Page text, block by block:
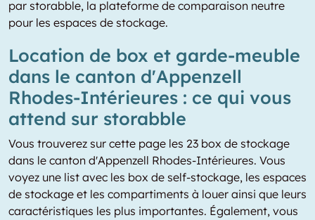
par storabble, la plateforme de comparaison neutre
pour les espaces de stockage.
Location de box et garde-meuble
dans le canton d'Appenzell
Rhodes-Intérieures : ce qui vous
attend sur storabble
Vous trouverez sur cette page les 23 box de stockage
dans le canton d'Appenzell Rhodes-Intérieures. Vous
voyez une list avec les box de self-stockage, les espaces
de stockage et les compartiments à louer ainsi que leurs
caractéristiques les plus importantes. Également, vous